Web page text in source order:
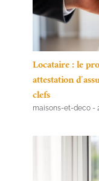
Locataire : le
attestation
clefs
maisons-et-deco